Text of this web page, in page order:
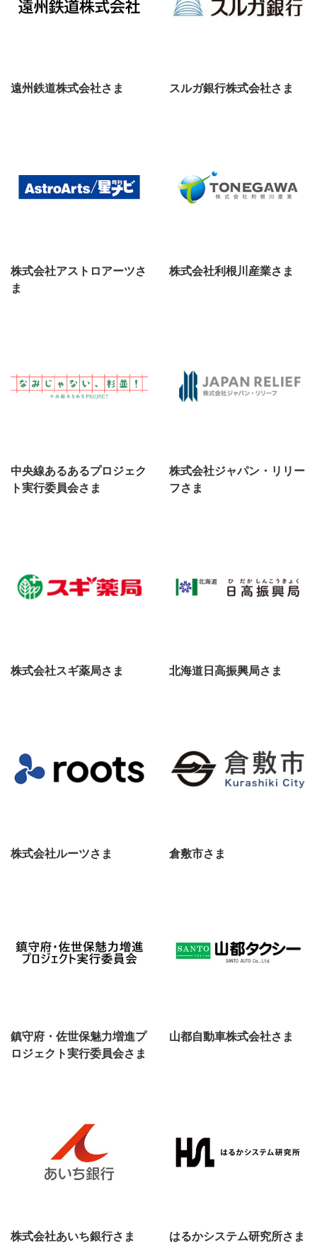
遠州鉄道株式会社さま スルガ銀行株式会社さま
株式会社アストロアーツさ
ま
株式会社利根川産業さま
中央線あるあるプロジェク
ト実行委員会さま
株式会社ジャパン・リリー
フさま
株式会社スギ薬局さま 北海道日高振興局さま
株式会社ルーツさま 倉敷市さま
鎮守府・佐世保魅力増進プ
ロジェクト実行委員会さま
山都自動車株式会社さま
株式会社あいち銀行さま はるかシステム研究所さま